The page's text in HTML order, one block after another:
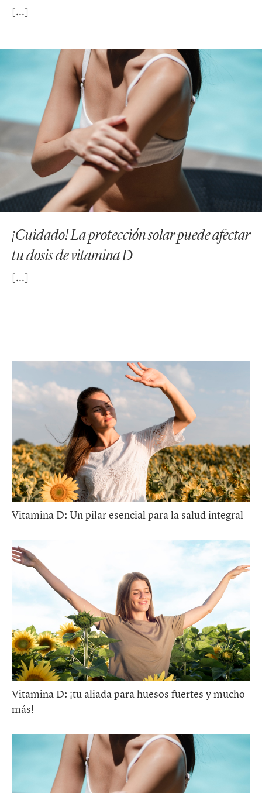
¡Cuidado! La protección solar puede afectar
tu dosis de vitamina D
Vitamina D: Un pilar esencial para la salud integral
Vitamina D: ¡tu aliada para huesos fuertes y mucho
más!